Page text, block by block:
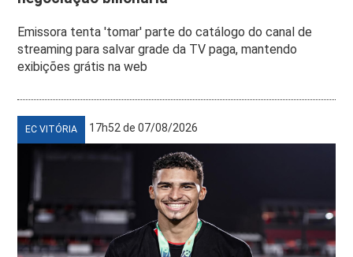
Emissora tenta 'tomar' parte do catálogo do canal de
streaming para salvar grade da TV paga, mantendo
exibições grátis na web
EC VITÓRIA 17h52 de 07/08/2026